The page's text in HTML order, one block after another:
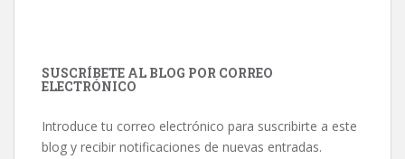
SUSCRÍBETE AL BLOG POR CORREO
ELECTRÓNICO
Introduce tu correo electrónico para suscribirte a este
blog y recibir notificaciones de nuevas entradas.